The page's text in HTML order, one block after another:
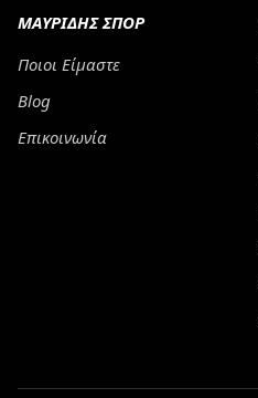
ΜΑΥΡΙΔΗΣ ΣΠΟΡ
Ποιοι Είμαστε
Blog
Επικοινωνία